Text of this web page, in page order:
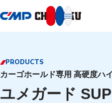
PRODUCTS
カーゴホールド専用 高硬度ハ
ユメガード